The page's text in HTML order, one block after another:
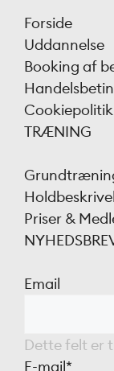
Forside
Uddannelse
Booking af
Cookiepolitik
TRÆNING
Priser &
Email
Dette felt er
E-mail*